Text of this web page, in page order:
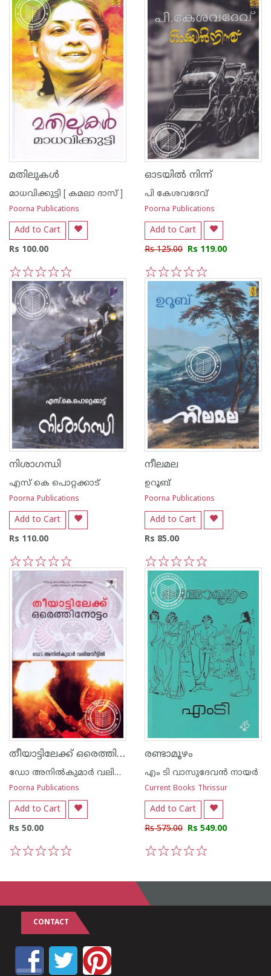
മതിലുകള്‍
മാധവിക്കുട്ടി [ കമലാ ദാസ് ]
Poorna Publications
Add to Cart
Rs 100.00
5
4
3
2
1
ഓടയില്‍ നിന്ന്
പി കേശവദേവ്‌
Poorna Publications
Add to Cart
Rs 125.00 Rs 119.00
5
4
3
2
1
നിശാഗന്ധി
എസ്‌ കെ പൊറ്റക്കാട്‌
Poorna Publications
Add to Cart
Rs 110.00
5
4
3
2
1
നീലമല
ഉറൂബ്‌
Poorna Publications
Add to Cart
Rs 85.00
5
4
3
2
1
തീയാട്ടിലേക്ക് ഒരെത്തിനോട്ടം
ഡോ അനില്‍കുമാര്‍ വലിയവീട്ടില്‍
Poorna Publications
Add to Cart
Rs 50.00
രണ്ടാമൂഴം
എം ടി വാസുദേവന്‍ നായര്‍
Current Books Thrissur
Add to Cart
Rs 575.00 Rs 549.00
CONTACT